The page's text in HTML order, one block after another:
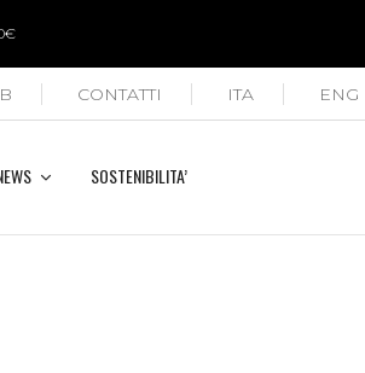
CONTATTI ITA ENG
SOSTENIBILITA’